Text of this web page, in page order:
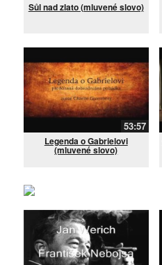
Sůl nad zlato (mluvené slovo)
53:57
Legenda o Gabrielovi
(mluvené slovo)